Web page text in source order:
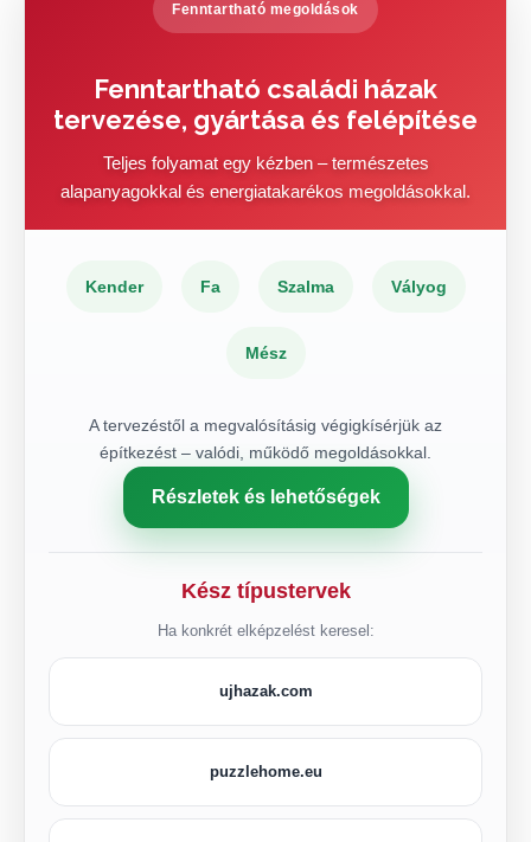
Fenntartható megoldások
Fenntartható családi házak
tervezése, gyártása és felépítése
Teljes folyamat egy kézben – természetes
alapanyagokkal és energiatakarékos megoldásokkal.
Kender Fa Szalma Vályog
Mész
A tervezéstől a megvalósításig végigkísérjük az
építkezést – valódi, működő megoldásokkal.
Részletek és lehetőségek
Kész típustervek
Ha konkrét elképzelést keresel:
ujhazak.com
puzzlehome.eu